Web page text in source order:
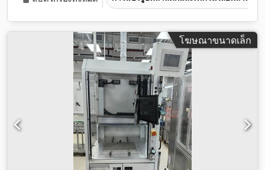
โฆษณาขนาดเล็ก